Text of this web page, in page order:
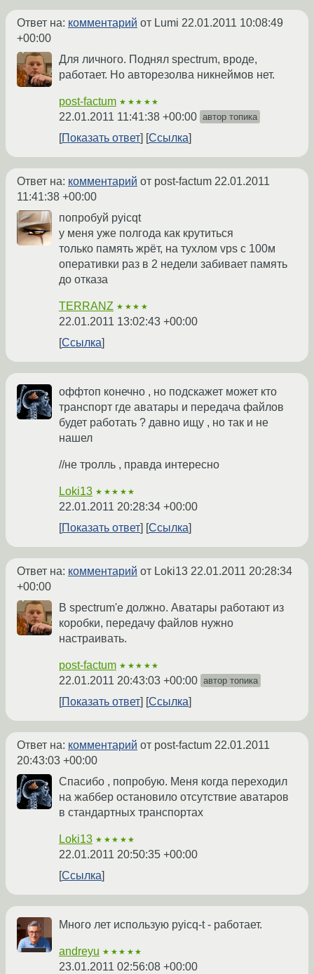
Ответ на: комментарий от Lumi 22.01.2011 10:08:49
+00:00
Для личного. Поднял spectrum, вроде,
работает. Но авторезолва никнеймов нет.
post-factum ★★★★★
22.01.2011 11:41:38 +00:00 автор топика
Показать ответ Ссылка
Ответ на: комментарий от post-factum 22.01.2011
11:41:38 +00:00
попробуй pyicqt
у меня уже полгода как крутиться
только память жрёт, на тухлом vps с 100м
оперативки раз в 2 недели забивает память
до отказа
TERRANZ ★★★★
22.01.2011 13:02:43 +00:00
Ссылка
оффтоп конечно , но подскажет может кто
транспорт где аватары и передача файлов
будет работать ? давно ищу , но так и не
нашел
//не тролль , правда интересно
Loki13 ★★★★★
22.01.2011 20:28:34 +00:00
Показать ответ
Ссылка
Ответ на: комментарий от Loki13 22.01.2011 20:28:34
+00:00
В spectrum'е должно. Аватары работают из
коробки, передачу файлов нужно
настраивать.
post-factum ★★★★★
22.01.2011 20:43:03 +00:00 автор топика
Показать ответ Ссылка
Ответ на: комментарий от post-factum 22.01.2011
20:43:03 +00:00
Спасибо , попробую. Меня когда переходил
на жаббер остановило отсутствие аватаров
в стандартных транспортах
Loki13 ★★★★★
22.01.2011 20:50:35 +00:00
Ссылка
Много лет использую pyicq-t - работает.
andreyu ★★★★★
23.01.2011 02:56:08 +00:00